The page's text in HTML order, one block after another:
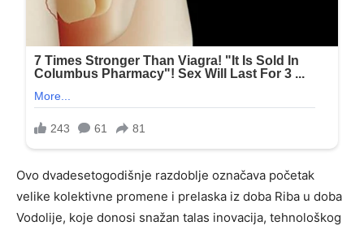
Ovo dvadesetogodišnje razdoblje označava početak
velike kolektivne promene i prelaska iz doba Riba u doba
Vodolije, koje donosi snažan talas inovacija, tehnološkog